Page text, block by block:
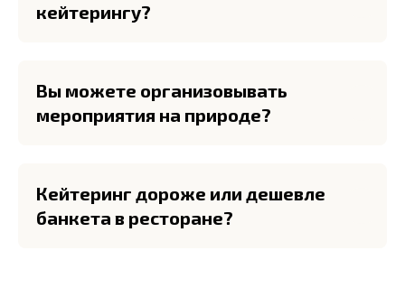
кейтерингу?
Вы можете организовывать
мероприятия на природе?
Кейтеринг дороже или дешевле
банкета в ресторане?